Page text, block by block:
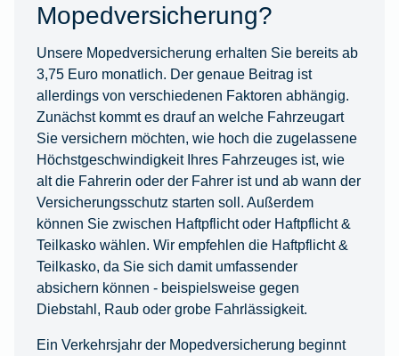
Mopedversicherung?
Unsere Mopedversicherung erhalten Sie bereits ab
3,75 Euro monatlich. Der genaue Beitrag ist
allerdings von verschiedenen Faktoren abhängig.
Zunächst kommt es drauf an welche Fahrzeugart
Sie versichern möchten, wie hoch die zugelassene
Höchstgeschwindigkeit Ihres Fahrzeuges ist, wie
alt die Fahrerin oder der Fahrer ist und ab wann der
Versicherungsschutz starten soll. Außerdem
können Sie zwischen Haftpflicht oder Haftpflicht &
Teilkasko wählen. Wir empfehlen die Haftpflicht &
Teilkasko, da Sie sich damit umfassender
absichern können - beispielsweise gegen
Diebstahl, Raub oder grobe Fahrlässigkeit.
Ein Verkehrsjahr der Mopedversicherung beginnt